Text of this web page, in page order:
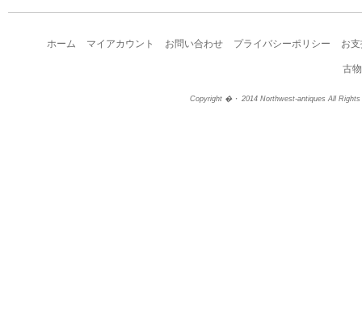
ホーム マイアカウント お問い合わせ プライバシーポリシー お
古
Copyright �・ 2014 Northwest-antiques All